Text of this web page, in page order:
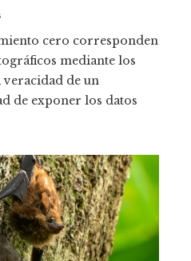
cero corresponden
mediante los
veracidad de un
de exponer los datos